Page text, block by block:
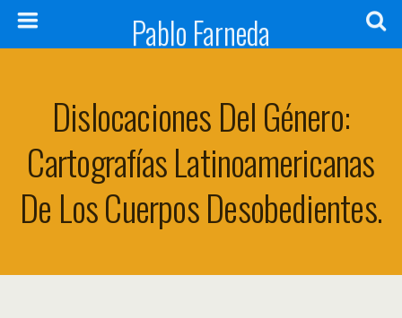
Pablo Farneda
Dislocaciones Del Género:
Cartografías Latinoamericanas
De Los Cuerpos Desobedientes.